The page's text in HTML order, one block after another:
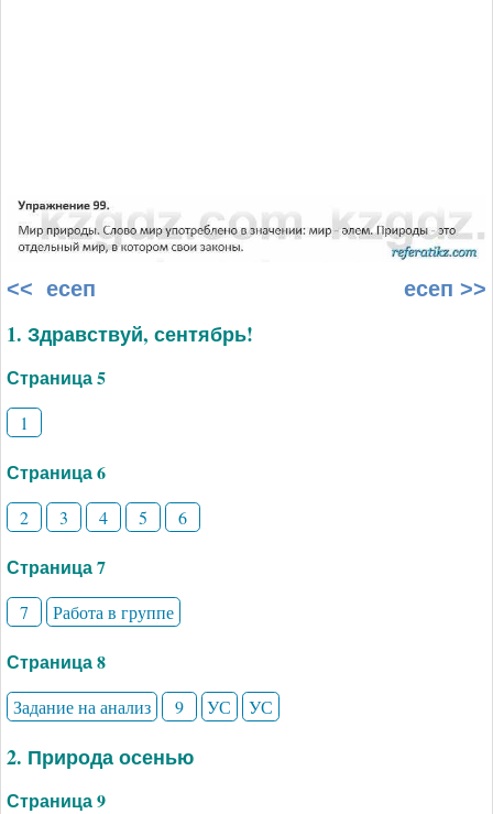
<< есеп есеп >>
1. Здравствуй, сентябрь!
Страница 5
1
Страница 6
2 3 4 5 6
Страница 7
7 Работа в группе
Страница 8
Задание на анализ 9 УС УС
2. Природа осенью
Страница 9